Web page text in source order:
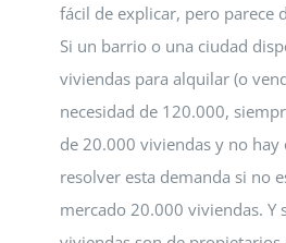
fácil de explicar, pero parece
Si un barrio o una ciudad
viviendas para alquilar (o
necesidad de 120.000,
de 20.000 viviendas y no
resolver esta demanda si no
mercado 20.000 viviendas. Y